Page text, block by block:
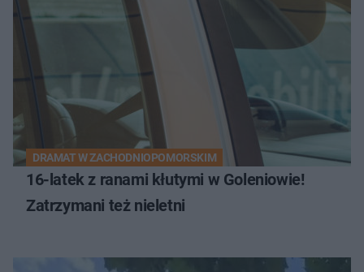
DRAMAT W ZACHODNIOPOMORSKIM
16-latek z ranami kłutymi w Goleniowie!
Zatrzymani też nieletni